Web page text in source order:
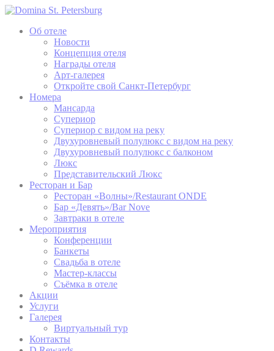
Об отеле
Новости
Концепция отеля
Награды отеля
Арт-галерея
Откройте свой Санкт-Петербург
Номера
Мансарда
Супериор
Супериор с видом на реку
Двухуровневый полулюкс с видом на реку
Двухуровневый полулюкс с балконом
Люкс
Представительский Люкс
Ресторан и Бар
Ресторан «Волны»/Restaurant ONDE
Бар «Девять»/Bar Nove
Завтраки в отеле
Мероприятия
Конференции
Банкеты
Свадьба в отеле
Мастер-классы
Съёмка в отеле
Акции
Услуги
Галерея
Виртуальный тур
Контакты